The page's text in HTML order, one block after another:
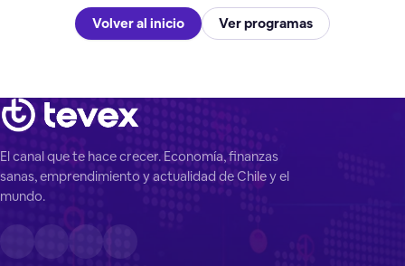
Volver al inicio Ver programas
El canal que te hace crecer. Economía, finanzas
sanas, emprendimiento y actualidad de Chile y el
mundo.